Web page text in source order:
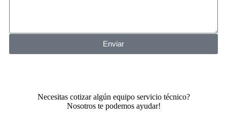
Enviar
Necesitas cotizar algún equipo servicio técnico?
Nosotros te podemos ayudar!